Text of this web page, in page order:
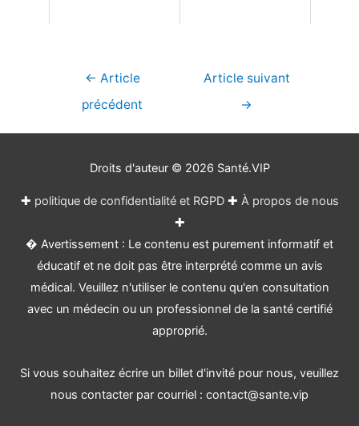
Navigation
← Article
précédent
Article suivant
→
Droits d'auteur © 2026 Santé.VIP
✚ politique de confidentialité et RGPD✚ À propos de nous
✚
� Avertissement : Le contenu est purement informatif et
éducatif et ne doit pas être interprété comme un avis
médical. Veuillez n'utiliser le contenu qu'en consultation
avec un médecin ou un professionnel de la santé certifié
approprié.
Si vous souhaitez écrire un billet d'invité pour nous, veuillez
nous contacter par courriel : contact@sante.vip